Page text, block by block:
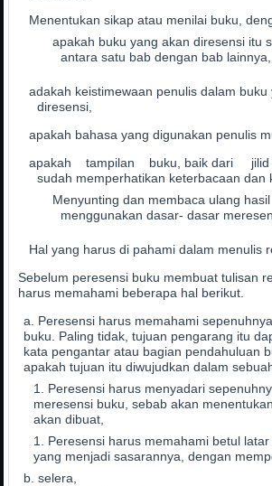
Menentukan sikap atau menilai buku,
apakah buku yang akan diresensi itu
antara satu bab dengan bab lainnya,
adakah keistimewaan penulis dalam buku
diresensi,
apakah bahasa yang digunakan penulis
apakah tampilan buku, baik dari
sudah memperhatikan keterbacaan dan
Menyunting dan membaca ulang
menggunakan dasar- dasar
Hal yang harus di pahami dalam menulis
Sebelum peresensi buku membuat tulisan
harus memahami beberapa hal berikut.
Peresensi harus memahami
buku. Paling tidak, tujuan pengarang itu
kata pengantar atau bagian pendahuluan
apakah tujuan itu diwujudkan dalam
Peresensi harus menyadari
meresensi buku, sebab akan
akan dibuat,
Peresensi harus memahami betul
yang menjadi sasarannya, dengan
selera,